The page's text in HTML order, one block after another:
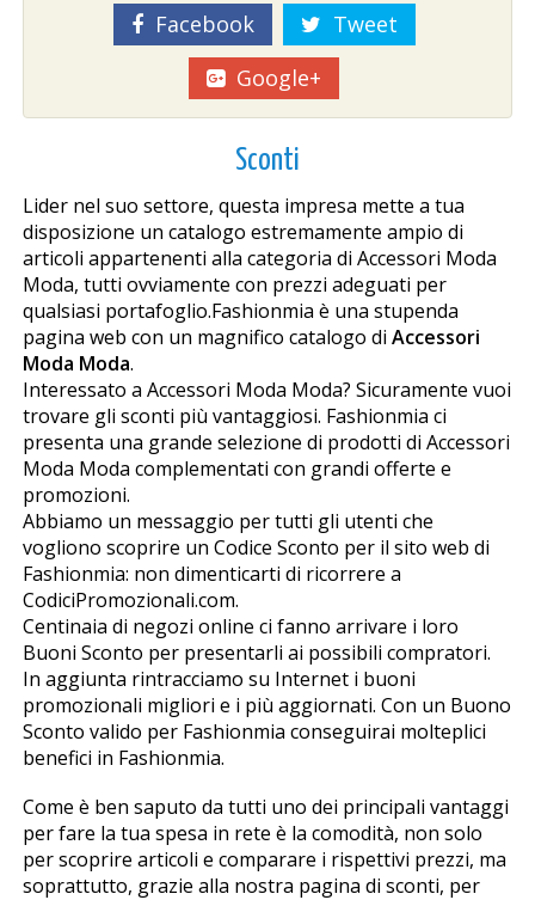
Facebook
Tweet
Google+
Sconti
Lider nel suo settore, questa impresa mette a tua
disposizione un catalogo estremamente ampio di
articoli appartenenti alla categoria di Accessori Moda
Moda, tutti ovviamente con prezzi adeguati per
qualsiasi portafoglio.Fashionmia è una stupenda
pagina web con un magnifico catalogo di Accessori
Moda Moda.
Interessato a Accessori Moda Moda? Sicuramente vuoi
trovare gli sconti più vantaggiosi. Fashionmia ci
presenta una grande selezione di prodotti di Accessori
Moda Moda complementati con grandi offerte e
promozioni.
Abbiamo un messaggio per tutti gli utenti che
vogliono scoprire un Codice Sconto per il sito web di
Fashionmia: non dimenticarti di ricorrere a
CodiciPromozionali.com.
Centinaia di negozi online ci fanno arrivare i loro
Buoni Sconto per presentarli ai possibili compratori.
In aggiunta rintracciamo su Internet i buoni
promozionali migliori e i più aggiornati. Con un Buono
Sconto valido per Fashionmia conseguirai molteplici
benefici in Fashionmia.
Come è ben saputo da tutti uno dei principali vantaggi
per fare la tua spesa in rete è la comodità, non solo
per scoprire articoli e comparare i rispettivi prezzi, ma
soprattutto, grazie alla nostra pagina di sconti, per